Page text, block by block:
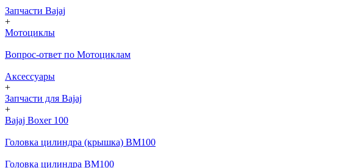
Запчасти Bajaj
+
Мотоциклы
Вопрос-ответ по Мотоциклам
Аксессуары
+
Запчасти для Bajaj
+
Bajaj Boxer 100
Головка цилиндра (крышка) BM100
Головка цилиндра BM100